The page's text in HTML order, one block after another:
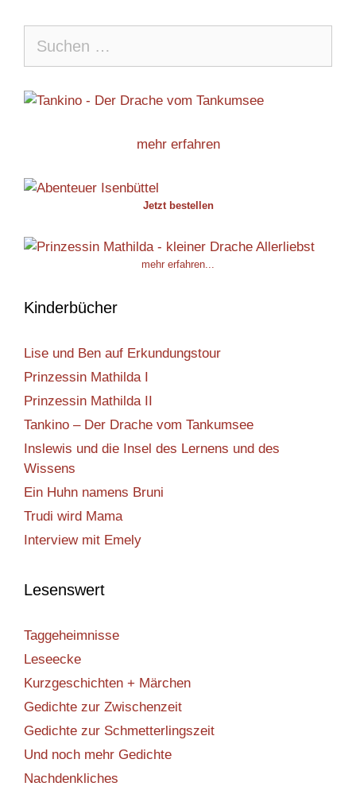
nach:
mehr erfahren
Jetzt bestellen
mehr erfahren...
Kinderbücher
Lise und Ben auf Erkundungstour
Prinzessin Mathilda I
Prinzessin Mathilda II
Tankino – Der Drache vom Tankumsee
Inslewis und die Insel des Lernens und des
Wissens
Ein Huhn namens Bruni
Trudi wird Mama
Interview mit Emely
Lesenswert
Taggeheimnisse
Leseecke
Kurzgeschichten + Märchen
Gedichte zur Zwischenzeit
Gedichte zur Schmetterlingszeit
Und noch mehr Gedichte
Nachdenkliches